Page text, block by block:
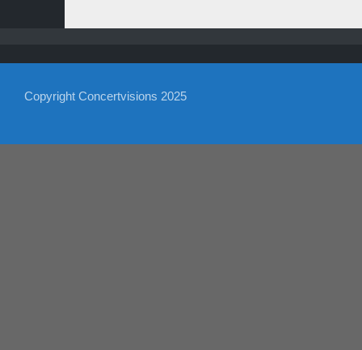
Copyright Concertvisions 2025